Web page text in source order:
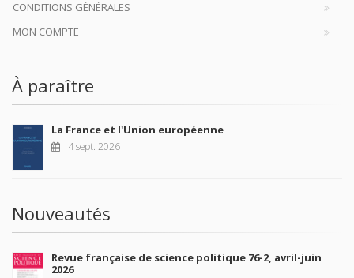
CONDITIONS GÉNÉRALES
MON COMPTE
À paraître
La France et l'Union européenne
4 sept. 2026
Nouveautés
Revue française de science politique 76-2, avril-juin
2026